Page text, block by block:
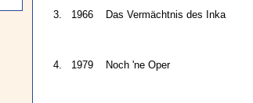
3. 1966 Das Vermächtnis des Inka
4. 1979 Noch 'ne Oper